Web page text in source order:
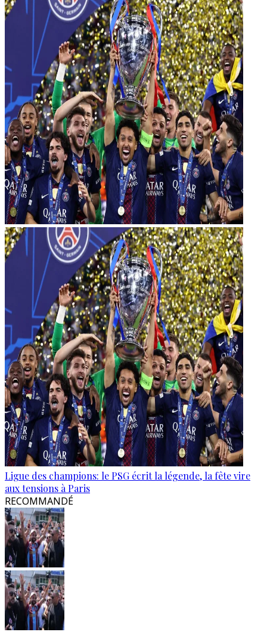
Ligue des champions: le PSG écrit la légende, la fête vire
aux tensions à Paris
RECOMMANDÉ